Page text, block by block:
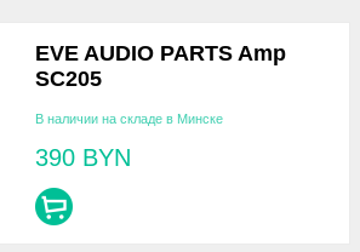
EVE AUDIO PARTS Amp
SC205
В наличии на складе в Минске
390 BYN